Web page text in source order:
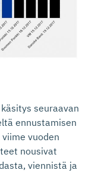
seuraavan
ennustamisen
vuoden
nousivat
viennistä ja